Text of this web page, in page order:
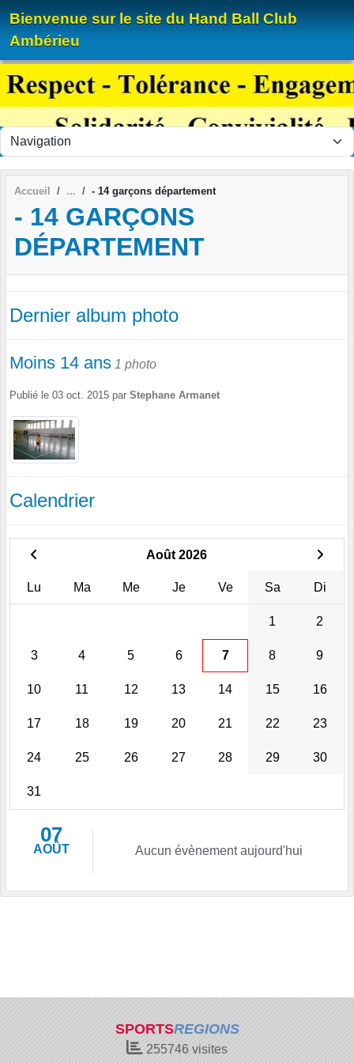
Bienvenue sur le site du Hand Ball Club
Ambérieu
Accueil - 14 garçons département
- 14 GARÇONS
DÉPARTEMENT
Dernier album photo
Moins 14 ans 1 photo
Publié le 03 oct. 2015 par Stephane Armanet
Calendrier
Août 2026
Lu Ma Me Je Ve Sa Di
1 2
3 4 5 6 7 8 9
10 11 12 13 14 15 16
17 18 19 20 21 22 23
24 25 26 27 28 29 30
31
07
AOÛT Aucun évènement aujourd'hui
SPORTSREGIONS
255746 visites